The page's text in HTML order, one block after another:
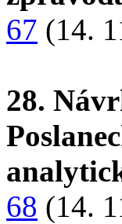
67 (14.
28.
68 (14.